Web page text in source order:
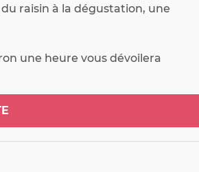
raisin à la dégustation, une
une heure vous dévoilera
depuis ses origines
Vous participerez même à
manuel" des bouteilles sur
privilégié pour percer les
dosage.  Explorez les caves et